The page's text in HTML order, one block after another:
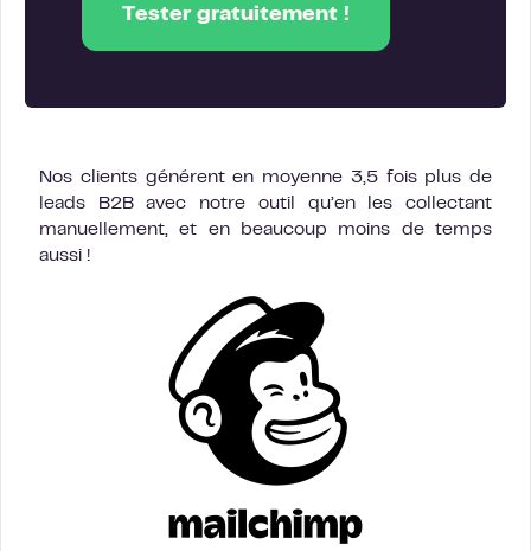
Tester gratuitement !
Nos clients générent en moyenne 3,5 fois plus de
leads B2B avec notre outil qu’en les collectant
manuellement, et en beaucoup moins de temps
aussi !